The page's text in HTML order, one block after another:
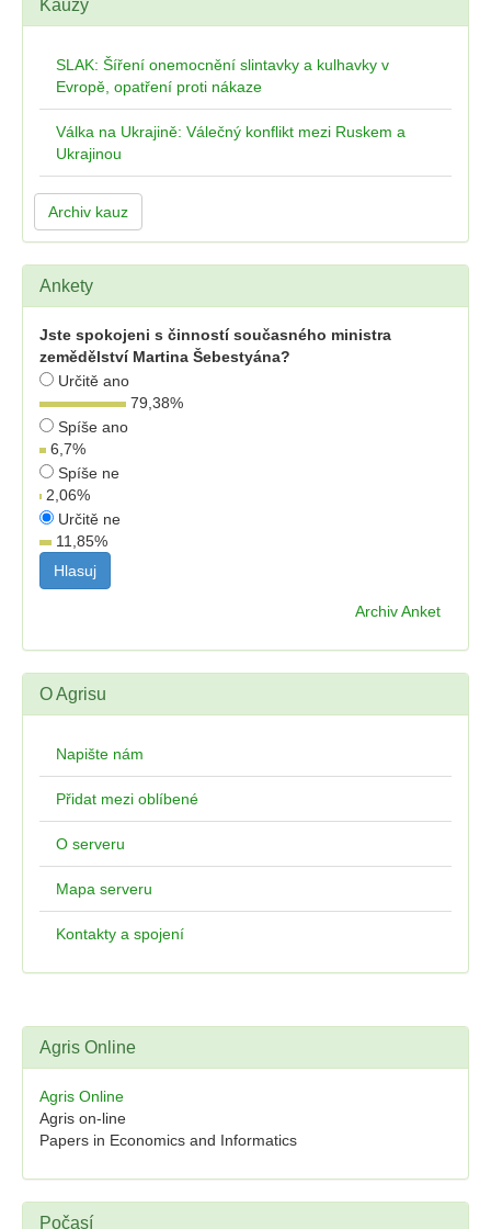
Kauzy
SLAK: Šíření onemocnění slintavky a kulhavky v
Evropě, opatření proti nákaze
Válka na Ukrajině: Válečný konflikt mezi Ruskem a
Ukrajinou
Archiv kauz
Ankety
Jste spokojeni s činností současného ministra
zemědělství Martina Šebestyána?
Určitě ano
79,38%
Spíše ano
6,7%
Spíše ne
2,06%
Určitě ne
11,85%
Archiv Anket
O Agrisu
Napište nám
Přidat mezi oblíbené
O serveru
Mapa serveru
Kontakty a spojení
Agris Online
Agris Online
Agris on-line
Papers in Economics and Informatics
Počasí